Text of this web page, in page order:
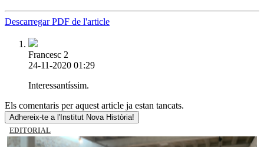
Descarregar PDF de l'article
Francesc 2
24-11-2020 01:29
Interessantíssim.
Els comentaris per aquest article ja estan tancats.
Adhereix-te a l'Institut Nova Història!
EDITORIAL